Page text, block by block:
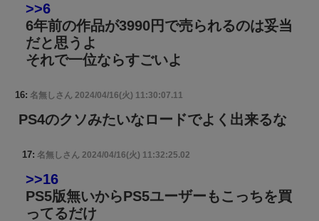
>>6
6年前の作品が3990円で売られるのは妥当
だと思うよ
それで一位ならすごいよ
16: 名無しさん 2024/04/16(火) 11:30:07.11
PS4のクソみたいなロードでよく出来るな
17: 名無しさん 2024/04/16(火) 11:32:25.02
>>16
PS5版無いからPS5ユーザーもこっちを買
ってるだけ